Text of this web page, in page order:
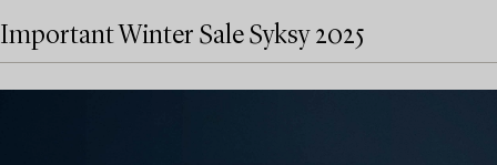
Important Winter Sale Syksy 2025